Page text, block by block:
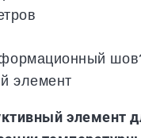
элемент
элемент